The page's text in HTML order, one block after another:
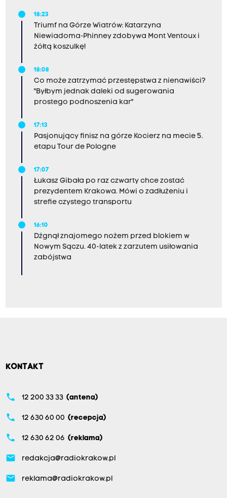
18:23
Triumf na Górze Wiatrów: Katarzyna
Niewiadoma-Phinney zdobywa Mont Ventoux i
żółtą koszulkę!
18:08
Co może zatrzymać przestępstwa z nienawiści?
"Byłbym jednak daleki od sugerowania
prostego podnoszenia kar"
17:13
Pasjonujący finisz na górze Kocierz na mecie 5.
etapu Tour de Pologne
17:07
Łukasz Gibała po raz czwarty chce zostać
prezydentem Krakowa. Mówi o zadłużeniu i
strefie czystego transportu
16:10
Dźgnął znajomego nożem przed blokiem w
Nowym Sączu. 40-latek z zarzutem usiłowania
zabójstwa
KONTAKT
phone 12 200 33 33 (antena)
phone 12 630 60 00 (recepcja)
phone 12 630 62 06 (reklama)
email redakcja@radiokrakow.pl
email reklama@radiokrakow.pl